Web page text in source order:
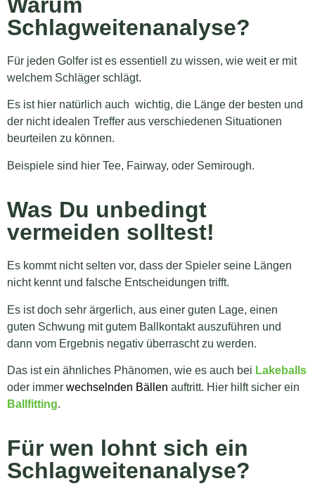
Schlagweitenanalyse?
Für jeden Golfer ist es essentiell zu wissen, wie weit er mit
welchem Schläger schlägt.
Es ist hier natürlich auch wichtig, die Länge der besten und
der nicht idealen Treffer aus verschiedenen Situationen
beurteilen zu können.
Beispiele sind hier Tee, Fairway, oder Semirough.
Was Du unbedingt
vermeiden solltest!
Es kommt nicht selten vor, dass der Spieler seine Längen
nicht kennt und falsche Entscheidungen trifft.
Es ist doch sehr ärgerlich, aus einer guten Lage, einen
guten Schwung mit gutem Ballkontakt auszuführen und
dann vom Ergebnis negativ überrascht zu werden.
Das ist ein ähnliches Phänomen, wie es auch bei Lakeballs
oder immer wechselnden Bällen auftritt. Hier hilft sicher ein
Ballfitting.
Für wen lohnt sich ein
Schlagweitenanalyse?